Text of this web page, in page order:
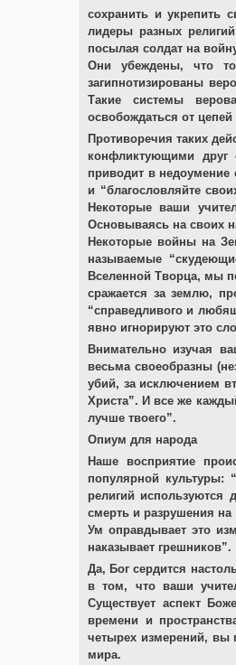
сохранить и укрепить
лидеры разных
посылая солдат на
Они убеждены, что
загипнотизированы
Такие системы
освобождаться от
Противоречия таких
конфликтующими
приводит в
и “благословляйте
Некоторые ваши
Основываясь на своих
Некоторые войны на
называемые
Вселенной Творца, мы
сражается за землю,
“справедливого и
явно игнорируют это
Внимательно изучая
весьма своеобразны
убий, за исключением
Христа”. И все же
лучше твоего”.
Опиум для народа
Наше восприятие
популярной культуры:
религий
смерть и разрушения
Ум оправдывает это
наказывает грешников”.
Да, Бог сердится
в том, что ваши
Существует аспект
времени и
четырех измерений, вы
мира.